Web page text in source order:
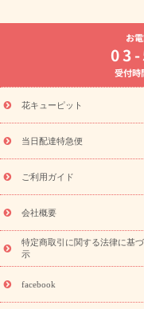
よく贈られる花
お
8月の誕生花(トルコキ
お供え・お悔
通夜
ーブドフラワー
季節の
特集
お盆 花（新盆・初
盆・初盆）
お盆 花（新
フト
お盆・お供え プリ
レゼント特集
夏の花贈
敬老の日におくる花ギ
花ギフト・プレゼント特集
老の日 花鉢植えのギフト
フト・プレゼント特集
ペーン
「きょう誕生日
探す
誕生日フラワーギ
日フラワーギフト商品一覧
誕生花(トルコキキョウ)
お
受付
花キューピット
当日配達特急便
ご利用ガイド
会社概要
特定商取引に関する法律に基
示
facebook